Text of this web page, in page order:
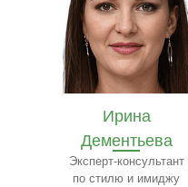
Ирина
Дементьева
Эксперт-консультант
по стилю и имиджу